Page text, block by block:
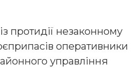
протидії незаконному
оперативники
управління